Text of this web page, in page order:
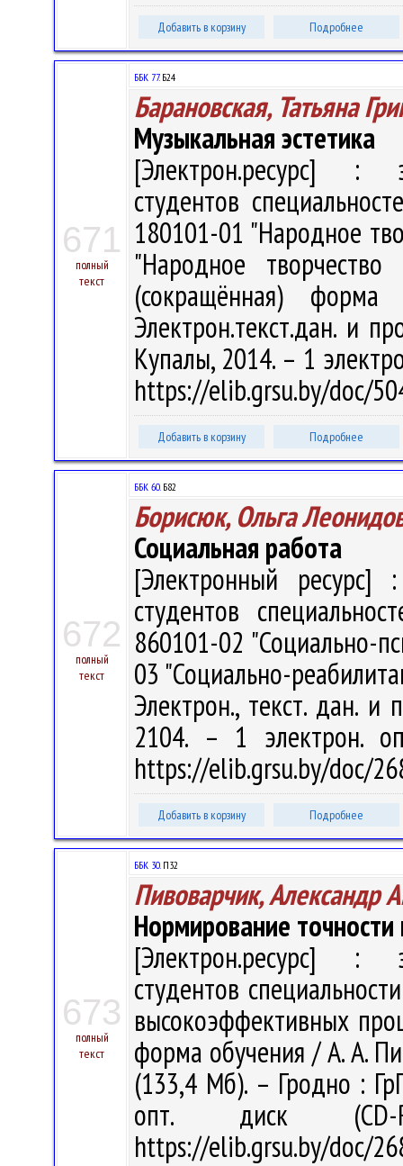
Добавить в корзину Подробнее
671
полный
текст
ББК 77.Б24
Барановская, Татьяна
Музыкальная эстетика
[Электрон.ресурс] :
студентов
180101-01 "Народное
"Народное творчество
(сокращённая)
Электрон.текст.дан. и
Купалы, 2014. – 1
https://elib.grsu.by/doc/
Добавить в корзину Подробнее
672
полный
текст
ББК 60.Б82
Борисюк, Ольга
Социальная работа
[Электронный ресурс]
студентов
860101-02 "Социально-
03 "Социально-
Электрон., текст. дан.
2104. – 1 электрон.
https://elib.grsu.by/doc/
Добавить в корзину Подробнее
673
полный
текст
ББК 30.П32
Пивоварчик, Александр
Нормирование
[Электрон.ресурс] :
студентов
высокоэффективных
форма обучения / А. А.
(133,4 Мб). – Гродно :
опт. диск
https://elib.grsu.by/doc/